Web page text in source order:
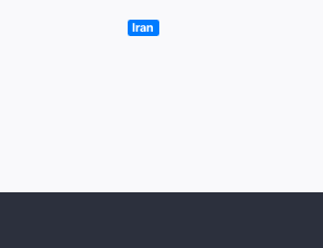
Iran